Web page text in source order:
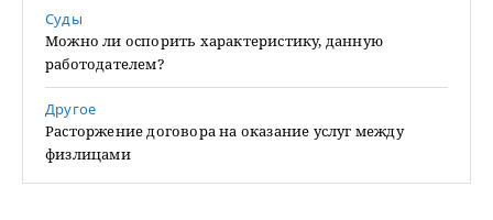
Суды
Можно ли оспорить характеристику, данную
работодателем?
Другое
Расторжение договора на оказание услуг между
физлицами